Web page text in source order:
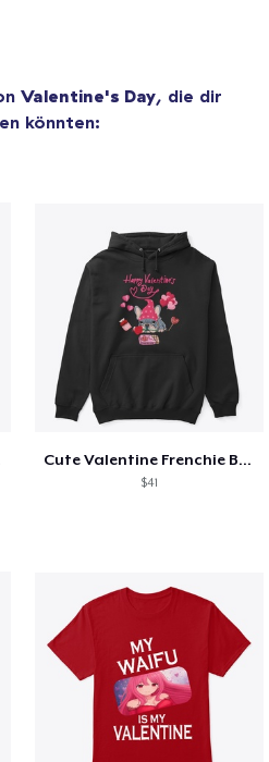
Valentine's Day, die dir
könnten:
Cute Valentine Frenchie Bulldog
$41